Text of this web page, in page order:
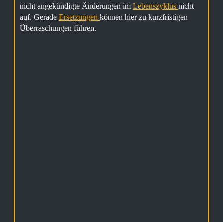
nicht angekündigte Änderungen im Lebenszyklus nicht
auf. Gerade Ersetzungen können hier zu kurzfristigen
Überraschungen führen.